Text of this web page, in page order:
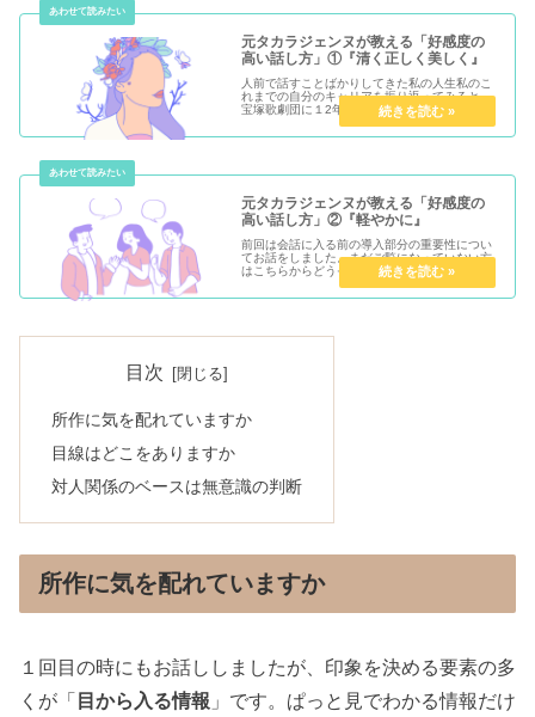
元タカラジェンヌが教える「好感度の
高い話し方」①『清く正しく美しく』
人前で話すことばかりしてきた私の人生私のこ
れまでの自分のキャリアを振り返ってみると、
宝塚歌劇団に１2年在籍クリニックカウンセラ
ー、カウンセリングマネージャー子役演技指導
講師マナー講師資格所持と常に人に対して話す
元タカラジェンヌが教える「好感度の
高い話し方」②『軽やかに』
前回は会話に入る前の導入部分の重要性につい
てお話をしました。まだご覧になっていない方
はこちらからどうぞ。軽やかに今日は続いて２
つ目のポイントの「軽やかに」についてです。
この軽やかにして欲しいポイントはいくつかあ
目次
所作に気を配れていますか
目線はどこをありますか
対人関係のベースは無意識の判断
所作に気を配れていますか
１回目の時にもお話ししましたが、印象を決める要素の多
くが「 目から入る情報 」です。ぱっと見でわかる情報だけ